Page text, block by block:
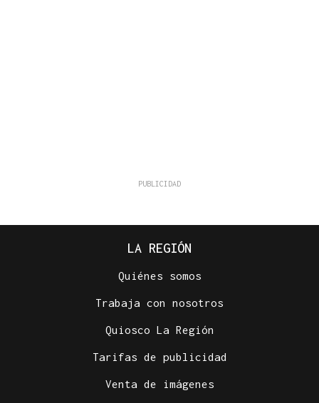
LA REGIÓN
Quiénes somos
Trabaja con nosotros
Quiosco La Región
Tarifas de publicidad
Venta de imágenes